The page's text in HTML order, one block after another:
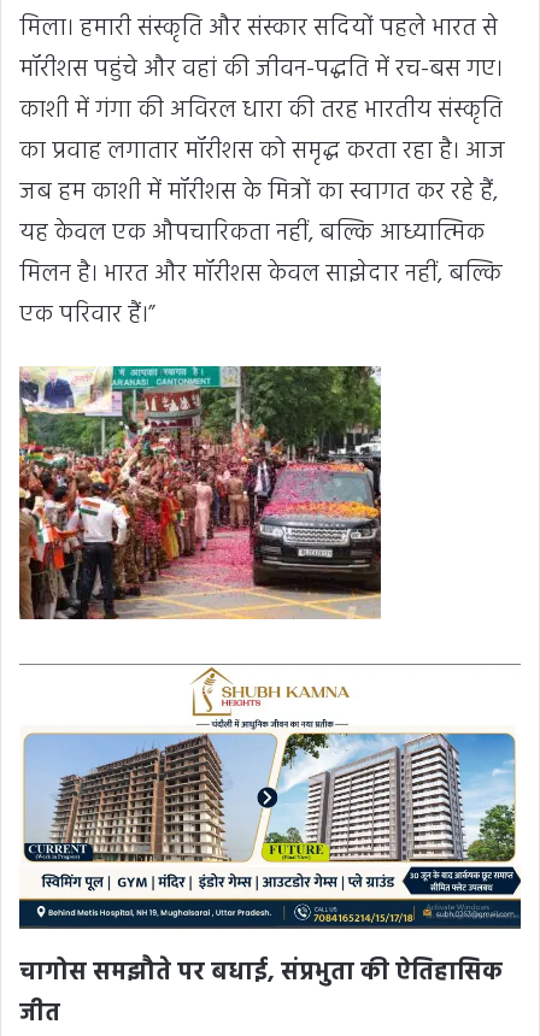
मिला। हमारी संस्कृति और संस्कार सदियों पहले भारत से
मॉरीशस पहुंचे और वहां की जीवन-पद्धति में रच-बस गए।
काशी में गंगा की अविरल धारा की तरह भारतीय संस्कृति
का प्रवाह लगातार मॉरीशस को समृद्ध करता रहा है। आज
जब हम काशी में मॉरीशस के मित्रों का स्वागत कर रहे हैं,
यह केवल एक औपचारिकता नहीं, बल्कि आध्यात्मिक
मिलन है। भारत और मॉरीशस केवल साझेदार नहीं, बल्कि
एक परिवार हैं।”
चागोस समझौते पर बधाई,संप्रभुता की ऐतिहासिक
जीत